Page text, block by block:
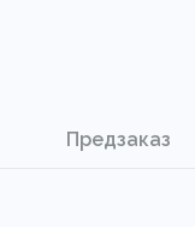
Предзаказ